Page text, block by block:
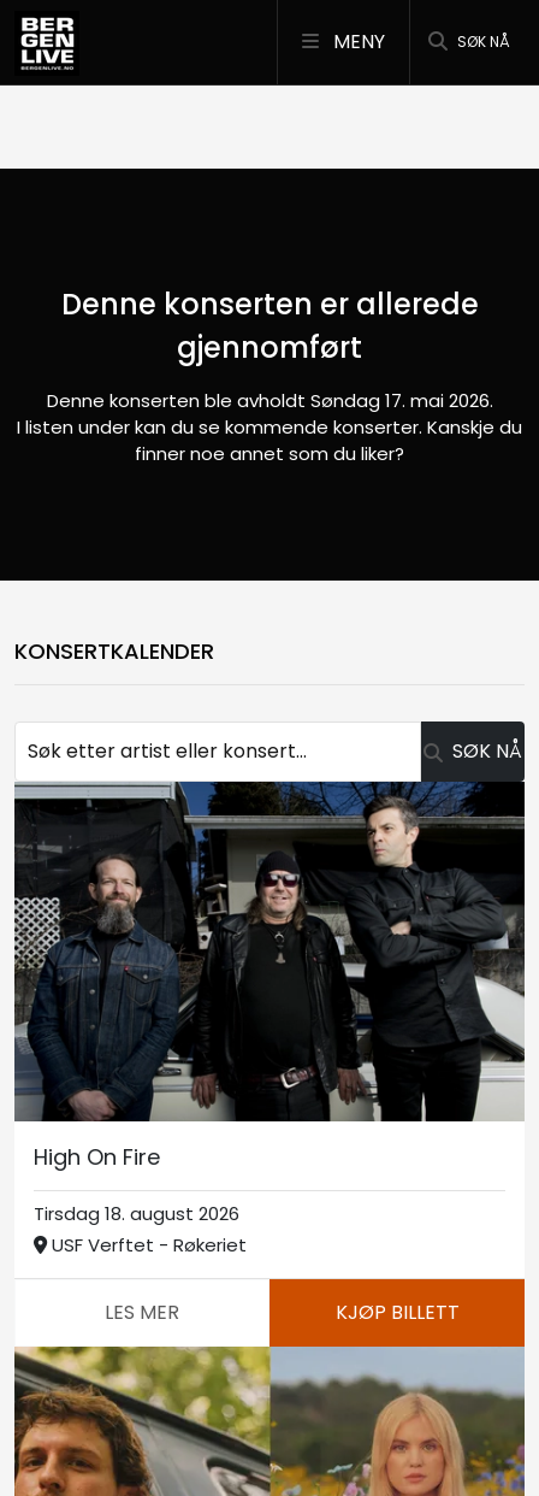
SØK NÅ
MENY
Denne konserten er allerede
gjennomført
Denne konserten ble avholdt Søndag 17. mai 2026.
I listen under kan du se kommende konserter. Kanskje du
finner noe annet som du liker?
KONSERTKALENDER
SØK NÅ
High On Fire
Tirsdag 18. august 2026
USF Verftet - Røkeriet
LES MER KJØP BILLETT